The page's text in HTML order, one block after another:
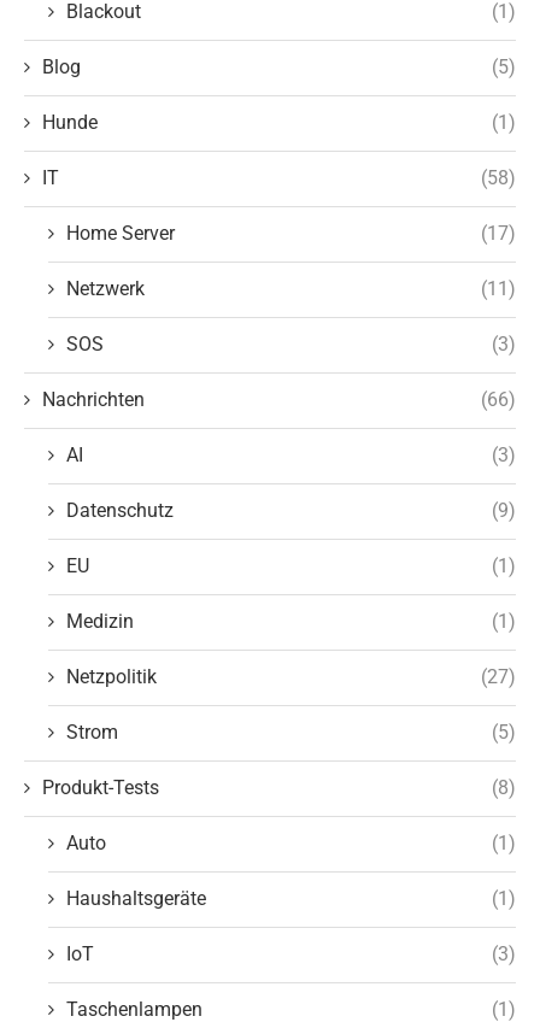
Blackout (1)
Blog (5)
Hunde (1)
IT (58)
Home Server (17)
Netzwerk (11)
SOS (3)
Nachrichten (66)
AI (3)
Datenschutz (9)
EU (1)
Medizin (1)
Netzpolitik (27)
Strom (5)
Produkt-Tests (8)
Auto (1)
Haushaltsgeräte (1)
IoT (3)
Taschenlampen (1)